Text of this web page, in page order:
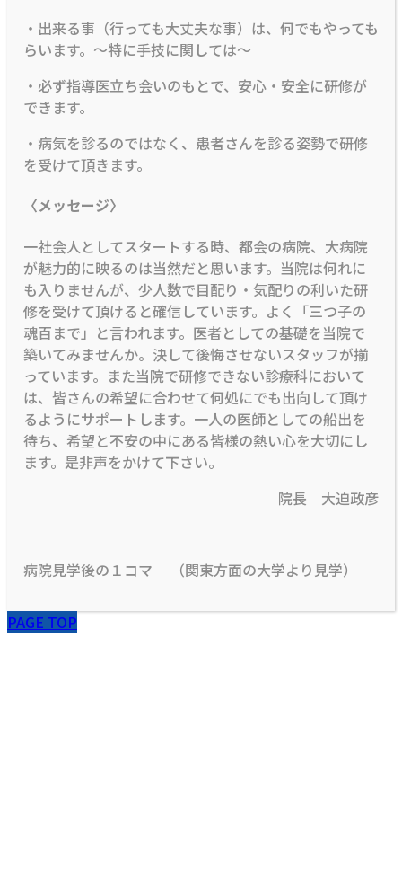
・出来る事（行っても大丈夫な事）は、何でもやっても
らいます。～特に手技に関しては～
・必ず指導医立ち会いのもとで、安心・安全に研修が
できます。
・病気を診るのではなく、患者さんを診る姿勢で研修
を受けて頂きます。
〈メッセージ〉
一社会人としてスタートする時、都会の病院、大病院
が魅力的に映るのは当然だと思います。当院は何れに
も入りませんが、少人数で目配り・気配りの利いた研
修を受けて頂けると確信しています。よく「三つ子の
魂百まで」と言われます。医者としての基礎を当院で
築いてみませんか。決して後悔させないスタッフが揃
っています。また当院で研修できない診療科において
は、皆さんの希望に合わせて何処にでも出向して頂け
るようにサポートします。一人の医師としての船出を
待ち、希望と不安の中にある皆様の熱い心を大切にし
ます。是非声をかけて下さい。
院長 大迫政彦
病院見学後の１コマ （関東方面の大学より見学）
PAGE TOP